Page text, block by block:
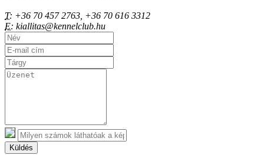
T: +36 70 457 2763, +36 70 616 3312
E: kiallitas@kennelclub.hu
Küldés